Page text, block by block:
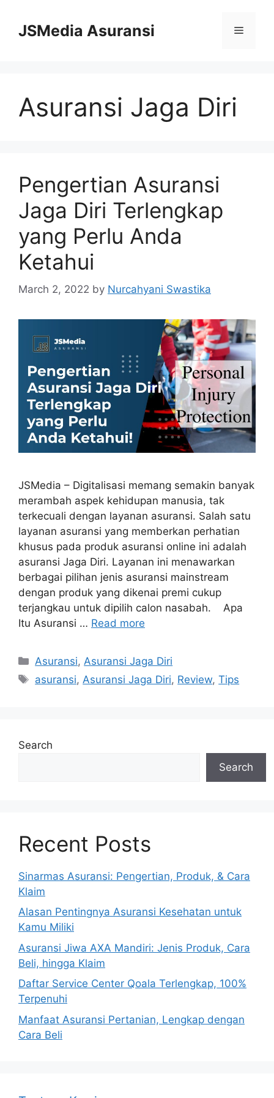
contentJSMedia Asuransi Menu
Asuransi Jaga Diri
Pengertian Asuransi
Jaga Diri Terlengkap
yang Perlu Anda
Ketahui
March 2, 2022 by Nurcahyani Swastika
JSMedia – Digitalisasi memang semakin banyak
merambah aspek kehidupan manusia, tak
terkecuali dengan layanan asuransi. Salah satu
layanan asuransi yang memberkan perhatian
khusus pada produk asuransi online ini adalah
asuransi Jaga Diri. Layanan ini menawarkan
berbagai pilihan jenis asuransi mainstream
dengan produk yang dikenai premi cukup
terjangkau untuk dipilih calon nasabah. Apa
Itu Asuransi … Read more
Categories
Asuransi, Asuransi Jaga Diri
Tags
asuransi, Asuransi Jaga Diri, Review,Tips
Search
Search
Recent Posts
Sinarmas Asuransi: Pengertian, Produk, & Cara
Klaim
Alasan Pentingnya Asuransi Kesehatan untuk
Kamu Miliki
Asuransi Jiwa AXA Mandiri: Jenis Produk, Cara
Beli, hingga Klaim
Daftar Service Center Qoala Terlengkap, 100%
Terpenuhi
Manfaat Asuransi Pertanian, Lengkap dengan
Cara Beli